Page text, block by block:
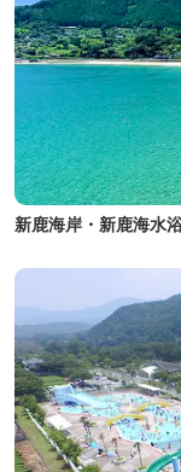
新鹿海岸・新鹿海水